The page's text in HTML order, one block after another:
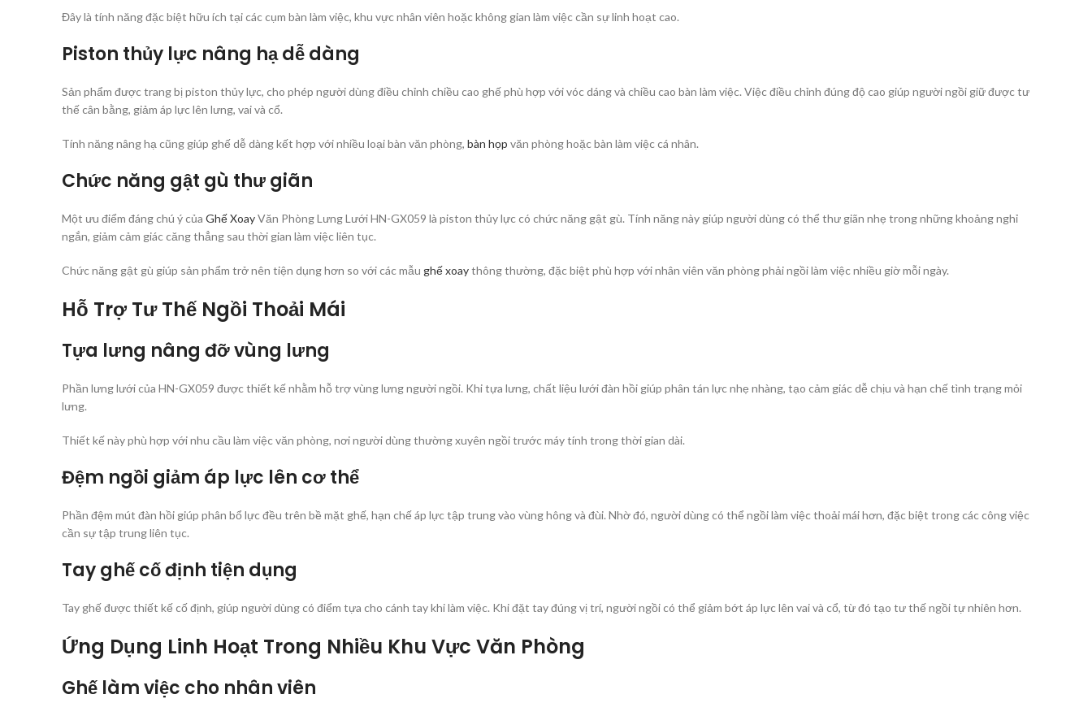
Đây là tính năng đặc biệt hữu ích tại các cụm bàn làm việc, khu vực nhân viên hoặc không gian làm việc cần sự linh hoạt cao.
Piston thủy lực nâng hạ dễ dàng
Sản phẩm được trang bị piston thủy lực, cho phép người dùng điều chỉnh chiều cao ghế phù hợp với vóc dáng và chiều cao bàn làm việc. Việc điều chỉnh đúng độ cao giúp người ngồi giữ được tư
thế cân bằng, giảm áp lực lên lưng, vai và cổ.
Tính năng nâng hạ cũng giúp ghế dễ dàng kết hợp với nhiều loại bàn văn phòng, bàn họp văn phòng hoặc bàn làm việc cá nhân.
Chức năng gật gù thư giãn
Một ưu điểm đáng chú ý của Ghế XoayVăn Phòng Lưng Lưới HN-GX059 là piston thủy lực có chức năng gật gù. Tính năng này giúp người dùng có thể thư giãn nhẹ trong những khoảng nghỉ
ngắn, giảm cảm giác căng thẳng sau thời gian làm việc liên tục.
Chức năng gật gù giúp sản phẩm trở nên tiện dụng hơn so với các mẫu ghế xoaythông thường, đặc biệt phù hợp với nhân viên văn phòng phải ngồi làm việc nhiều giờ mỗi ngày.
Hỗ Trợ Tư Thế Ngồi Thoải Mái
Tựa lưng nâng đỡ vùng lưng
Phần lưng lưới của HN-GX059 được thiết kế nhằm hỗ trợ vùng lưng người ngồi. Khi tựa lưng, chất liệu lưới đàn hồi giúp phân tán lực nhẹ nhàng, tạo cảm giác dễ chịu và hạn chế tình trạng mỏi
lưng.
Thiết kế này phù hợp với nhu cầu làm việc văn phòng, nơi người dùng thường xuyên ngồi trước máy tính trong thời gian dài.
Đệm ngồi giảm áp lực lên cơ thể
Phần đệm mút đàn hồi giúp phân bổ lực đều trên bề mặt ghế, hạn chế áp lực tập trung vào vùng hông và đùi. Nhờ đó, người dùng có thể ngồi làm việc thoải mái hơn, đặc biệt trong các công việc
cần sự tập trung liên tục.
Tay ghế cố định tiện dụng
Tay ghế được thiết kế cố định, giúp người dùng có điểm tựa cho cánh tay khi làm việc. Khi đặt tay đúng vị trí, người ngồi có thể giảm bớt áp lực lên vai và cổ, từ đó tạo tư thế ngồi tự nhiên hơn.
Ứng Dụng Linh Hoạt Trong Nhiều Khu Vực Văn Phòng
Ghế làm việc cho nhân viên